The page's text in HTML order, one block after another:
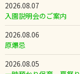
2026.08.07
入園説明会のご案内
2026.08.06
原爆忌
2026.08.05